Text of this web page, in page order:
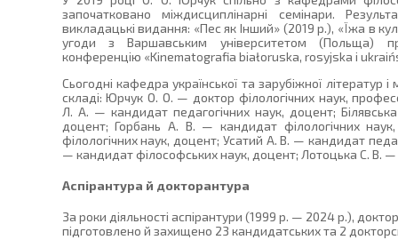
започатковано міждисциплінарні семінари.
викладацькі видання: «Пес як Інший» (2019 р.), «Їжа в
угоди з Варшавським університетом (Польща)
конференцію «Kinematografia białoruska, rosyjska i
Сьогодні кафедра української та зарубіжної
складі: Юрчук О. О. — доктор філологічних наук,
Л. А. — кандидат педагогічних наук, доцент;
доцент; Горбань А. В. — кандидат філологічних
філологічних наук, доцент; Усатий А. В. — кандидат
— кандидат філософських наук, доцент; Лотоцька С. В. —
Аспірантура й докторантура
За роки діяльності аспірантури (1999 р. — 2024 р.),
підготовлено й захищено 23 кандидатських та 2